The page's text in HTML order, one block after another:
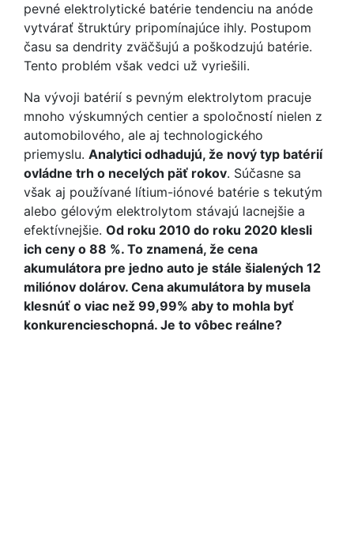
pevné elektrolytické batérie tendenciu na anóde
vytvárať štruktúry pripomínajúce ihly. Postupom
času sa dendrity zväčšujú a poškodzujú batérie.
Tento problém však vedci už vyriešili.
Na vývoji batérií s pevným elektrolytom pracuje
mnoho výskumných centier a spoločností nielen z
automobilového, ale aj technologického
priemyslu. Analytici odhadujú, že nový typ batérií
ovládne trh o necelých päť rokov. Súčasne sa
však aj používané lítium-iónové batérie s tekutým
alebo gélovým elektrolytom stávajú lacnejšie a
efektívnejšie. Od roku 2010 do roku 2020 klesli
ich ceny o 88 %. To znamená, že cena
akumulátora pre jedno auto je stále šialených 12
miliónov dolárov. Cena akumulátora by musela
klesnúť o viac než 99,99% aby to mohla byť
konkurencieschopná. Je to vôbec reálne?